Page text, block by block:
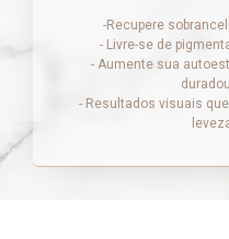
-Recupere
- Livre-se de
- Aumente sua
- Resultados visuais